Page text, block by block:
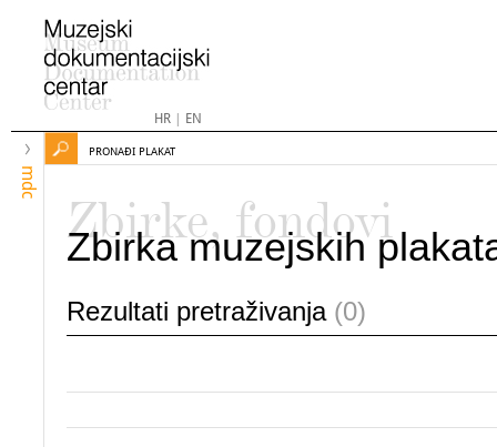
HR| EN
mdc
PRONAĐI PLAKAT
Zbirke, fondovi
Zbirka muzejskih
Rezultati pretraživanja (0)